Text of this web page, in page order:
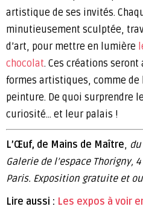
artistique de ses invités.
minutieusement sculptée,
d’art, pour mettre en lumière
chocolat. Ces créations seront
formes artistiques, comme de
peinture. De quoi surprendre
curiosité… et leur palais !
L’Œuf, de Mains de Maître,
Galerie de l’espace Thorigny,
Paris. Exposition gratuite et
Lire aussi : Les expos à voir